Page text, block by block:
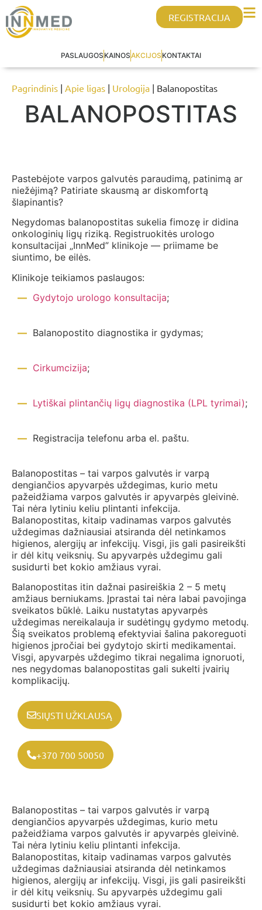
REGISTRACIJA
PASLAUGOS KAINOSAKCIJOS KONTAKTAI
Pagrindinis | Apie ligas | Urologija | Balanopostitas
BALANOPOSTITAS
Pastebėjote varpos galvutės paraudimą, patinimą ar
niežėjimą? Patiriate skausmą ar diskomfortą
šlapinantis?
Negydomas balanopostitas sukelia fimozę ir didina
onkologinių ligų riziką. Registruokitės urologo
konsultacijai „InnMed” klinikoje — priimame be
siuntimo, be eilės.
Klinikoje teikiamos paslaugos:
Gydytojo urologo konsultacija;
Balanopostito diagnostika ir gydymas;
Cirkumcizija;
Lytiškai plintančių ligų diagnostika (LPL tyrimai);
Registracija telefonu arba el. paštu.
Balanopostitas – tai varpos galvutės ir varpą
dengiančios apyvarpės uždegimas, kurio metu
pažeidžiama varpos galvutės ir apyvarpės gleivinė.
Tai nėra lytiniu keliu plintanti infekcija.
Balanopostitas, kitaip vadinamas varpos galvutės
uždegimas dažniausiai atsiranda dėl netinkamos
higienos, alergijų ar infekcijų. Visgi, jis gali pasireikšti
ir dėl kitų veiksnių. Su apyvarpės uždegimu gali
susidurti bet kokio amžiaus vyrai.
Balanopostitas itin dažnai pasireiškia 2 – 5 metų
amžiaus berniukams. Įprastai tai nėra labai pavojinga
sveikatos būklė. Laiku nustatytas apyvarpės
uždegimas nereikalauja ir sudėtingų gydymo metodų.
Šią sveikatos problemą efektyviai šalina pakoreguoti
higienos įpročiai bei gydytojo skirti medikamentai.
Visgi, apyvarpės uždegimo tikrai negalima ignoruoti,
nes negydomas balanopostitas gali sukelti įvairių
komplikacijų.
SIŲSTI UŽKLAUSĄ
+370 700 50050
Balanopostitas – tai varpos galvutės ir varpą
dengiančios apyvarpės uždegimas, kurio metu
pažeidžiama varpos galvutės ir apyvarpės gleivinė.
Tai nėra lytiniu keliu plintanti infekcija.
Balanopostitas, kitaip vadinamas varpos galvutės
uždegimas dažniausiai atsiranda dėl netinkamos
higienos, alergijų ar infekcijų. Visgi, jis gali pasireikšti
ir dėl kitų veiksnių. Su apyvarpės uždegimu gali
susidurti bet kokio amžiaus vyrai.